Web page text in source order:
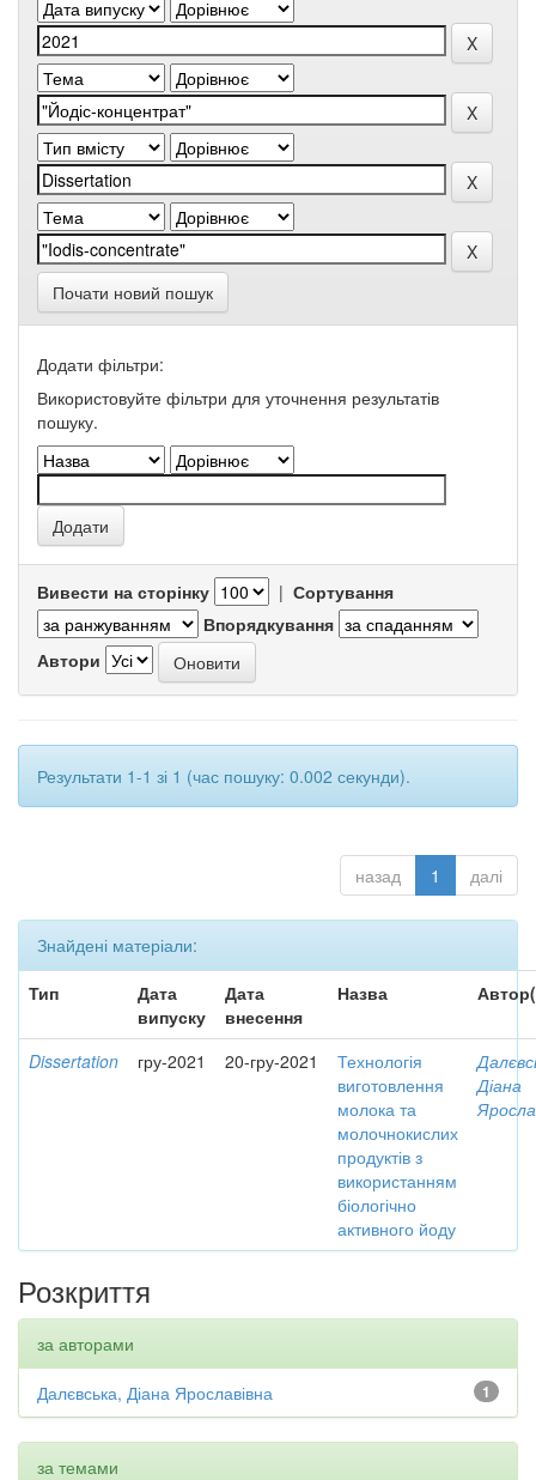
Почати новий пошук
Додати фільтри:
Використовуйте фільтри для уточнення результатів
пошуку.
Вивести на сторінку | Сортування
Впорядкування
Автори
Результати 1-1 зі 1 (час пошуку: 0.002 секунди).
назад 1 далі
Знайдені матеріали:
Тип
Дата
випуску
Дата
внесення
Назва
Dissertation гру-2021 20-гру-2021
Технологія
виготовлення
молока та
молочнокислих
продуктів з
використанням
біологічно
активного йоду
Діана
Розкриття
за авторами
1
Далєвська, Діана Ярославівна
за темами